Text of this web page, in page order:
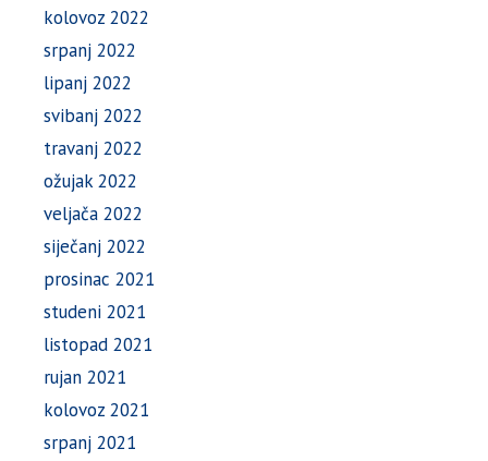
kolovoz 2022
srpanj 2022
lipanj 2022
svibanj 2022
travanj 2022
ožujak 2022
veljača 2022
siječanj 2022
prosinac 2021
studeni 2021
listopad 2021
rujan 2021
kolovoz 2021
srpanj 2021